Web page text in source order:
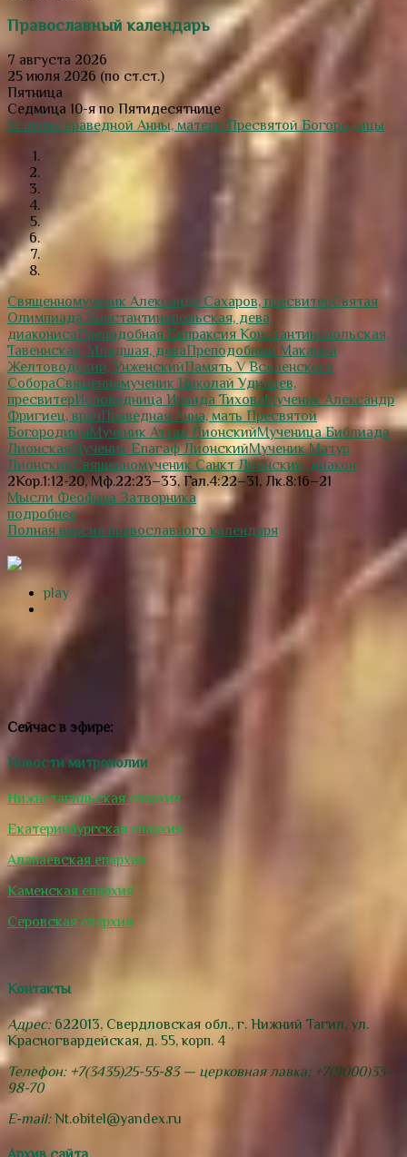
Православный календарь
7 августа 2026
25 июля 2026 (по ст.ст.)
Пятница
Седмица 10-я по Пятидесятнице
Успение праведной Анны, матери Пресвятой Богородицы
Священномученик Александр Сахаров, пресвитерСвятая
Олимпиада Константинопольская, дева,
диаконисаПреподобная Евпраксия Константинопольская,
Тавеннская, Младшая, деваПреподобный Макарий
Желтоводский, УнженскийПамять V Вселенского
СобораСвященномученик Николай Удинцев,
пресвитерИсповедница Ираида ТиховаМученик Александр
Фригиец, врачПраведная Анна, мать Пресвятой
БогородицыМученик Аттал ЛионскийМученица Библиада
ЛионскаяМученик Епагаф ЛионскийМученик Матур
ЛионскийСвященномученик Санкт Лионский, диакон
2Кор.1:12-20, Мф.22:23–33, Гал.4:22–31, Лк.8:16–21
Мысли Феофана Затворника
подробнее
Полная версия православного календаря
play
Сейчас в эфире:
Новости митрополии
Нижнетагильская епархия
Екатеринбургская епархия
Алапаевская епархия
Каменская епархия
Серовская епархия
Контакты
Адрес:622013, Свердловская обл., г. Нижний Тагил, ул.
Красногвардейская, д. 55, корп. 4
Телефон: +7(3435)25-55-83 — церковная лавка; +7(9000)33-
98-70
E-mail:Nt.obitel@yandex.ru